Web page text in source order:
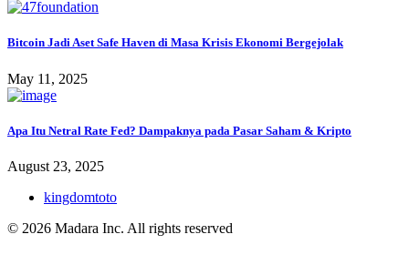
Bitcoin Jadi Aset Safe Haven di Masa Krisis Ekonomi Bergejolak
May 11, 2025
Apa Itu Netral Rate Fed? Dampaknya pada Pasar Saham & Kripto
August 23, 2025
kingdomtoto
© 2026 Madara Inc. All rights reserved